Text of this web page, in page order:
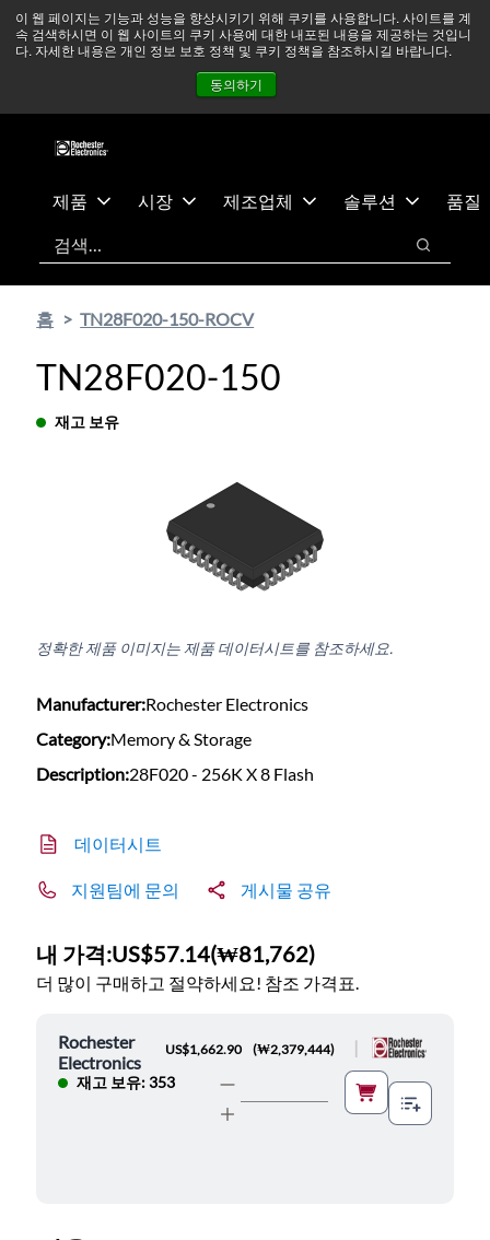
이 웹 페이지는 기능과 성능을 향상시키기 위해 쿠키를 사용합니다. 사이트를 계
속 검색하시면 이 웹 사이트의 쿠키 사용에 대한 내포된 내용을 제공하는 것입니
다. 자세한 내용은 개인 정보 보호 정책 및 쿠키 정책을 참조하시길 바랍니다.
동의하기
츠
건
중동 지역 상황을 지속적으로 주시하고 있으며, 모든 서비스는
정상적으로 운영되고 있습니다. 더 읽어보기 →
뉴스
문의하기
제품 시장 제조업체 솔루션
품질
검색
검색
홈 TN28F020-150-ROCV
TN28F020-150
재고 보유
정확한 제품 이미지는 제품 데이터시트를 참조하세요.
Manufacturer:Rochester Electronics
Category:Memory & Storage
Description:28F020 - 256K X 8 Flash
데이터시트
지원팀에 문의 게시물 공유
내 가격:US$57.14(₩81,762)
더 많이 구매하고 절약하세요! 참조 가격표.
Rochester
Electronics
재고 보유: 353
US$1,662.90 (₩2,379,444)